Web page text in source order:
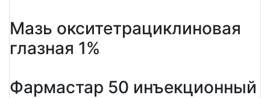
Мазь окситетрациклиновая
глазная 1%
Фармастар 50 инъекционный